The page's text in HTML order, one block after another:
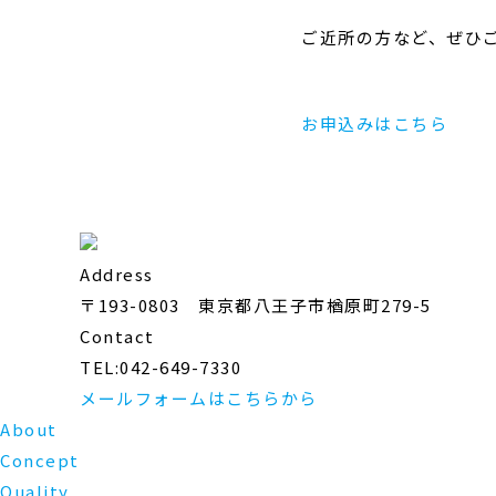
ご近所の方など、ぜひ
お申込みはこちら
Address
〒193-0803 東京都八王子市楢原町279-5
Contact
TEL:042-649-7330
メールフォームはこちらから
About
Concept
Quality